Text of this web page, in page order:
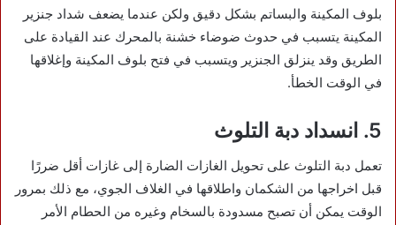
بلوف المكينة والبساتم بشكل دقيق ولكن عندما يضعف شداد جنزير
المكينة يتسبب في حدوث ضوضاء خشنة بالمحرك عند القيادة على
الطريق وقد ينزلق الجنزير ويتسبب في فتح بلوف المكينة وإغلاقها
في الوقت الخطأ.
5. انسداد دبة التلوث
تعمل دبة التلوث على تحويل الغازات الضارة إلى غازات أقل ضررًا
قبل اخراجها من الشكمان واطلاقها في الغلاف الجوي، مع ذلك بمرور
الوقت يمكن أن تصبح مسدودة بالسخام وغيره من الحطام الأمر